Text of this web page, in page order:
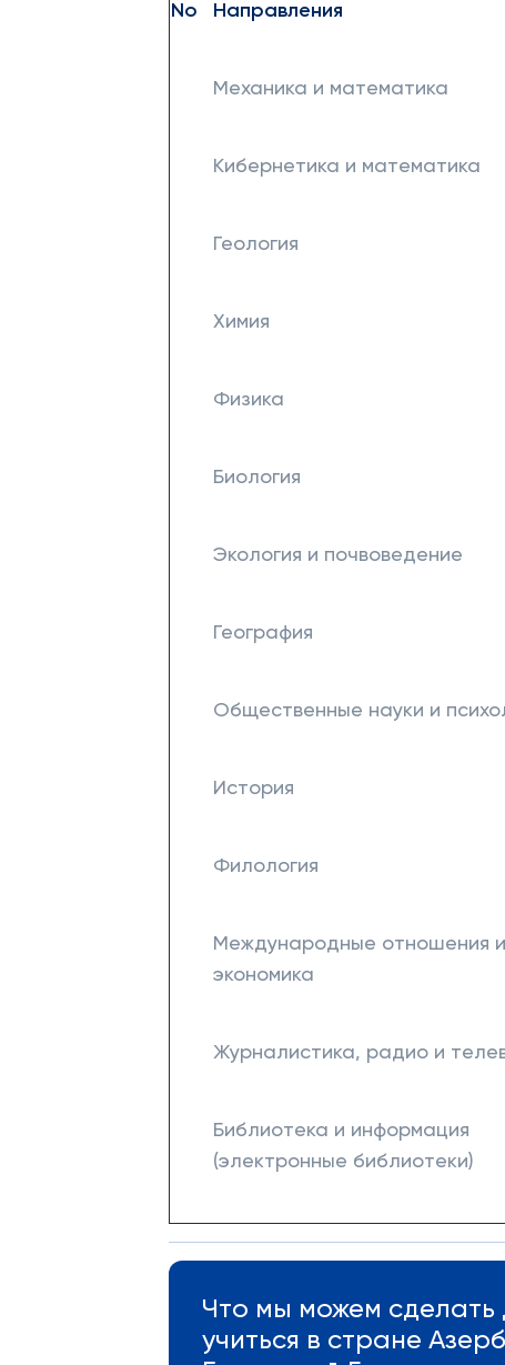
No Направления
Механика и математика
Кибернетика и математика
Геология
Химия
Физика
Биология
Экология и почвоведение
География
Общественные науки и
История
Филология
Международные отношения и
экономика
Журналистика, радио и
Библиотека и информация
(электронные библиотеки)
Что мы можем сделать
учиться в стране